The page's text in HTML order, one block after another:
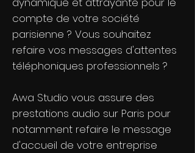
compte de votre société
parisienne ? Vous souhaitez
refaire vos messages d'attentes
téléphoniques professionnels ?
Awa Studio vous assure des
prestations audio sur Paris pour
notamment refaire le message
d'accueil de votre entreprise